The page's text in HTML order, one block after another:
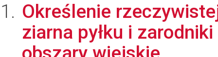
Określenie
ziarna pyłku i